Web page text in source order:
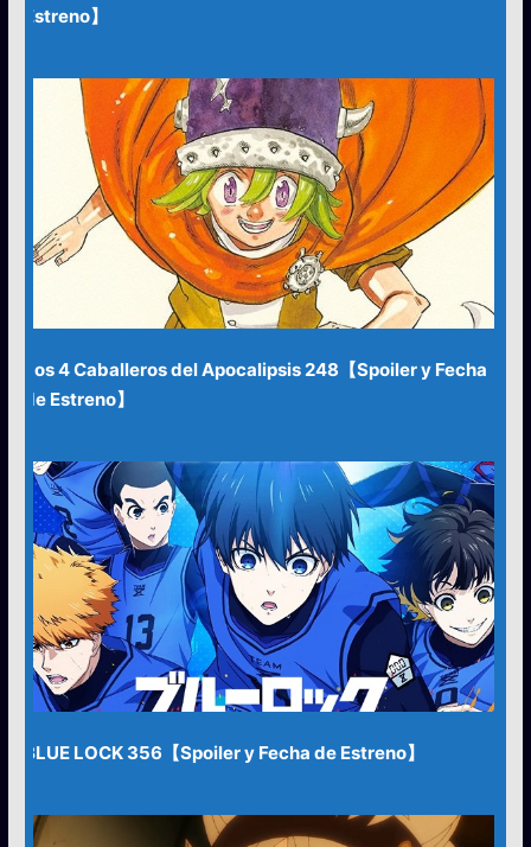
Estreno】
Los 4 Caballeros del Apocalipsis 248【Spoiler y Fecha
de Estreno】
BLUE LOCK 356【Spoiler y Fecha de Estreno】